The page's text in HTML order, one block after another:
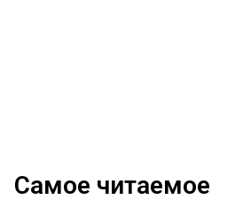
Самое читаемое